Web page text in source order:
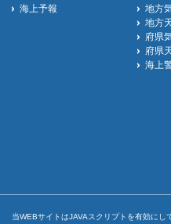
海上予報
地方
地方
府県
府県
海上
当WEBサイトはJAVAスクリプトを有効に